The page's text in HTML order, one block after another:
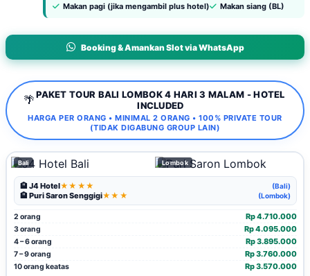
Makan pagi (jika mengambil plus hotel) Makan siang (BL)
Booking & Amankan Slot via WhatsApp
🌴 PAKET TOUR BALI LOMBOK 4 HARI 3 MALAM - HOTEL
INCLUDED
HARGA PER ORANG • MINIMAL 2 ORANG • 100% PRIVATE TOUR
(TIDAK DIGABUNG GROUP LAIN)
Bali Lombok
🏨 J4 Hotel★★★★ (Bali)
🏨 Puri Saron Senggigi★★★ (Lombok)
2 orang Rp 4.710.000
3 orang Rp 4.095.000
4 – 6 orang Rp 3.895.000
7 – 9 orang Rp 3.760.000
10 orang keatas Rp 3.570.000